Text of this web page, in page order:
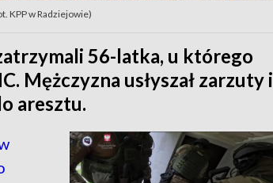
KPP w Radziejowie)
56-latka, u którego
Mężczyzna usłyszał zarzuty i
aresztu.